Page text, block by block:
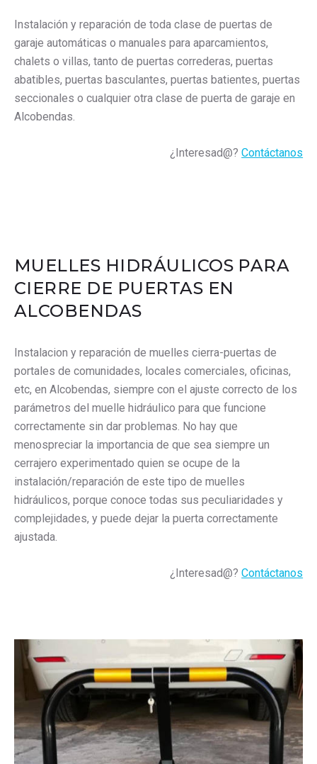
Instalación y reparación de toda clase de puertas de
garaje automáticas o manuales para aparcamientos,
chalets o villas, tanto de puertas correderas, puertas
abatibles, puertas basculantes, puertas batientes, puertas
seccionales o cualquier otra clase de puerta de garaje en
Alcobendas.
¿Interesad@?Contáctanos
MUELLES HIDRÁULICOS PARA
CIERRE DE PUERTAS EN
ALCOBENDAS
Instalacion y reparación de muelles cierra-puertas de
portales de comunidades, locales comerciales, oficinas,
etc, en Alcobendas, siempre con el ajuste correcto de los
parámetros del muelle hidráulico para que funcione
correctamente sin dar problemas. No hay que
menospreciar la importancia de que sea siempre un
cerrajero experimentado quien se ocupe de la
instalación/reparación de este tipo de muelles
hidráulicos, porque conoce todas sus peculiaridades y
complejidades, y puede dejar la puerta correctamente
ajustada.
¿Interesad@?Contáctanos